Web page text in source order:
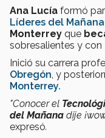
Ana Lucía formó
Líderes del Mañana
Monterrey que
sobresalientes y con
Inició su carrera
Obregón, y
Monterrey.
"Conocer el
del Mañana dije
expresó.